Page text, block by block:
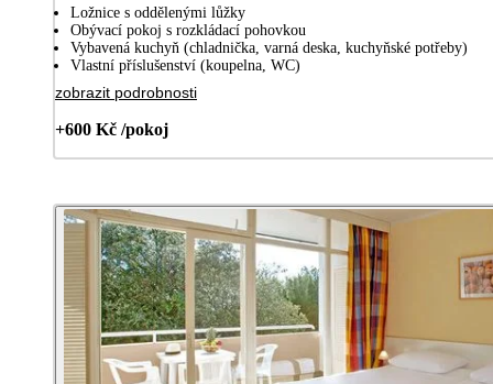
Ložnice s oddělenými lůžky
Obývací pokoj s rozkládací pohovkou
Vybavená kuchyň (chladnička, varná deska, kuchyňské potřeby)
Vlastní příslušenství (koupelna, WC)
zobrazit podrobnosti
+600 Kč /pokoj